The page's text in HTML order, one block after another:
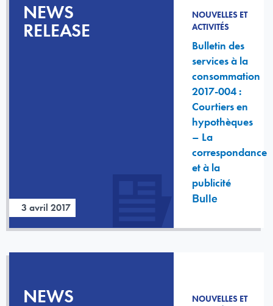
NEWS
RELEASE
3 avril 2017
NOUVELLES ET
ACTIVITÉS
Bulletin des
services à la
consommation
2017-004 :
Courtiers en
hypothèques
– La
correspondance
et à la
publicité
Bulle
NEWS
NOUVELLES ET